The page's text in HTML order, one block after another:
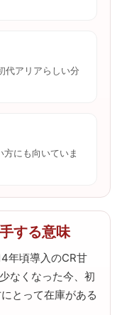
代アリアらしい分
にも向いていま
する意味
年頃導入のCR甘
なくなった今、初
とって在庫がある